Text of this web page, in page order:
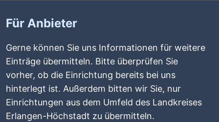
Für Anbieter
Gerne können Sie uns Informationen für weitere
Einträge übermitteln. Bitte überprüfen Sie
vorher, ob die Einrichtung bereits bei uns
hinterlegt ist. Außerdem bitten wir Sie, nur
Einrichtungen aus dem Umfeld des Landkreises
Erlangen-Höchstadt zu übermitteln.